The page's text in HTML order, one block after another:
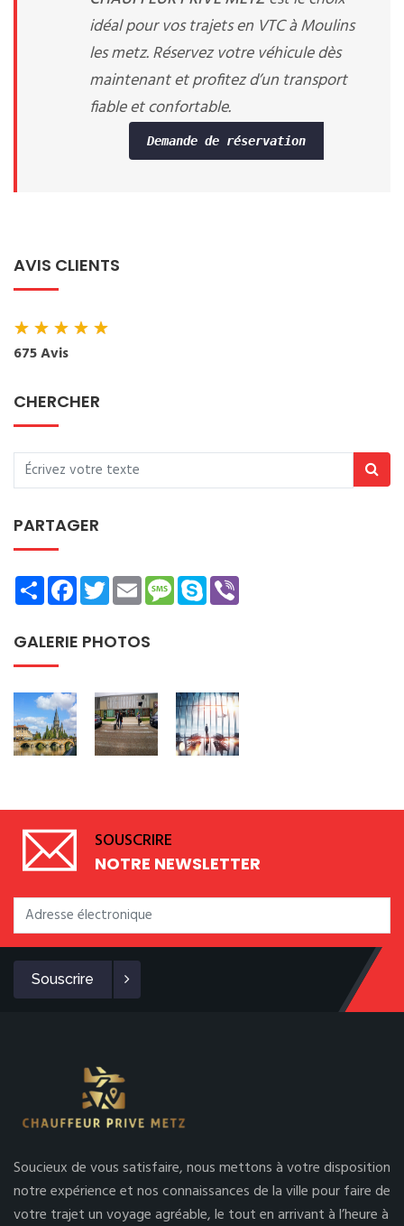
idéal pour vos trajets en VTC à Moulins
les metz. Réservez votre véhicule dès
maintenant et profitez d’un transport
fiable et confortable.
Demande de réservation
AVIS CLIENTS
★★★★★
675 Avis
CHERCHER
PARTAGER
ShareFacebookTwitterEmailMessage
Skype
GALERIE PHOTOS
SOUSCRIRE
NOTRE NEWSLETTER
Souscrire
Soucieux de vous satisfaire, nous mettons à votre disposition
notre expérience et nos connaissances de la ville pour faire de
votre trajet un voyage agréable, le tout en arrivant à l’heure à